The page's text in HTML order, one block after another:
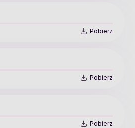
Pobierz
Pobierz
Pobierz